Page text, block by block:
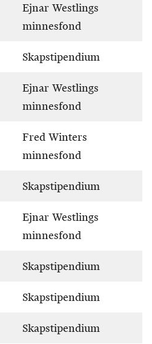
Ejnar Westlings
minnesfond
Skapstipendium
Ejnar Westlings
minnesfond
Fred Winters
minnesfond
Skapstipendium
Ejnar Westlings
minnesfond
Skapstipendium
Skapstipendium
Skapstipendium